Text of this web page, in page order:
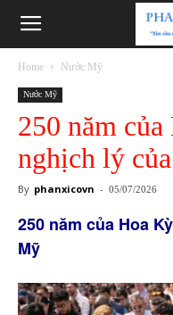
Phanxicô
Home Nước Mỹ
Nước Mỹ
250 năm
nghịch lý
By phanxicovn - 05/07/2026
250 năm của Hoa
Mỹ